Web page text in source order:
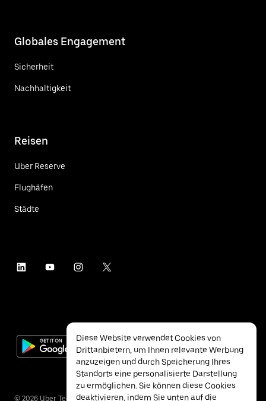
Globales Engagement
Sicherheit
Nachhaltigkeit
Reisen
Uber Reserve
Flughäfen
Städte
© 2026 Uber Technologies Inc.
Diese Website verwendet Cookies von
Drittanbietern, um Ihnen relevante Werbung
anzuzeigen und durch Speicherung Ihres
Standorts eine personalisierte Darstellung
zu ermöglichen. Sie können diese Cookies
deaktivieren, indem Sie unten auf die